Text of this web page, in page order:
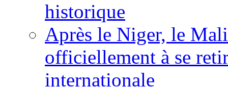
historique
Après le Niger, le
officiellement à se
internationale